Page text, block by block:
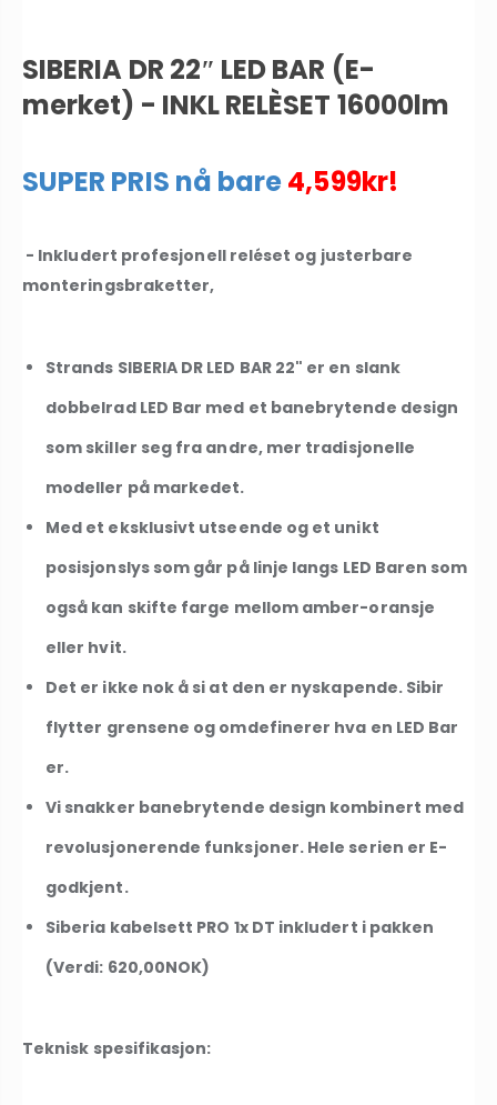
SIBERIA DR 22″ LED BAR (E-
merket) - INKL RELÈSET 16000lm
SUPER PRIS nå bare4,599kr!
- Inkludert profesjonell reléset og justerbare
monteringsbraketter,
Strands SIBERIA DR LED BAR 22" er en slank
dobbelrad LED Bar med et banebrytende design
som skiller seg fra andre, mer tradisjonelle
modeller på markedet.
Med et eksklusivt utseende og et unikt
posisjonslys som går på linje langs LED Baren som
også kan skifte farge mellom amber-oransje
eller hvit.
Det er ikke nok å si at den er nyskapende. Sibir
flytter grensene og omdefinerer hva en LED Bar
er.
Vi snakker banebrytende design kombinert med
revolusjonerende funksjoner. Hele serien er E-
godkjent.
Siberia kabelsett PRO 1x DT inkludert i pakken
(Verdi: 620,00NOK)
Teknisk spesifikasjon: